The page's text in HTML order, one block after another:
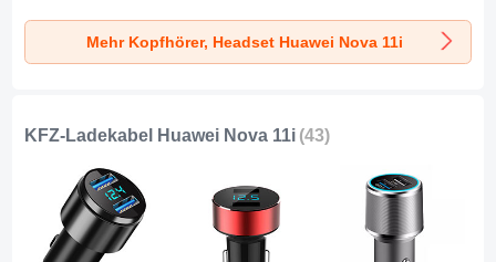
Nova 11i Schwarz
für Huawei Nova
11i Schwarz
für Huawei Nova
11i Gold
Mehr Kopfhörer, Headset Huawei Nova 11i
KFZ-Ladekabel Huawei Nova 11i (43)